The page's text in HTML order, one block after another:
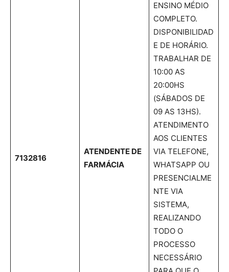
7132816
ATENDENTE DE
FARMÁCIA
ENSINO MÉDIO
COMPLETO.
DISPONIBILIDAD
E DE HORÁRIO.
TRABALHAR DE
10:00 AS
20:00HS
(SÁBADOS DE
09 AS 13HS).
ATENDIMENTO
AOS CLIENTES
VIA TELEFONE,
WHATSAPP OU
PRESENCIALME
NTE VIA
SISTEMA,
REALIZANDO
TODO O
PROCESSO
NECESSÁRIO